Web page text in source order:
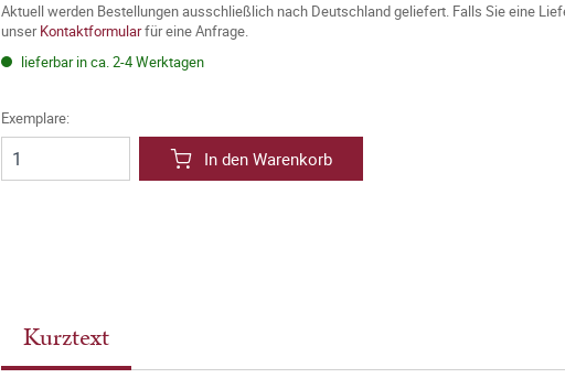
Aktuell werden Bestellungen ausschließlich nach Deutschland geliefert. Falls Sie eine
unserKontaktformularfür eine Anfrage.
lieferbar in ca. 2-4 Werktagen
Exemplare:
In den Warenkorb
Kurztext